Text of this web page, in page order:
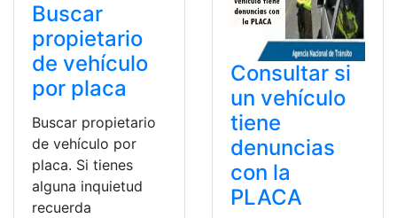
Buscar
propietario
de vehículo
por placa
Buscar propietario
de vehículo por
placa. Si tienes
alguna inquietud
recuerda
Consultar si
un vehículo
tiene
denuncias
con la
PLACA